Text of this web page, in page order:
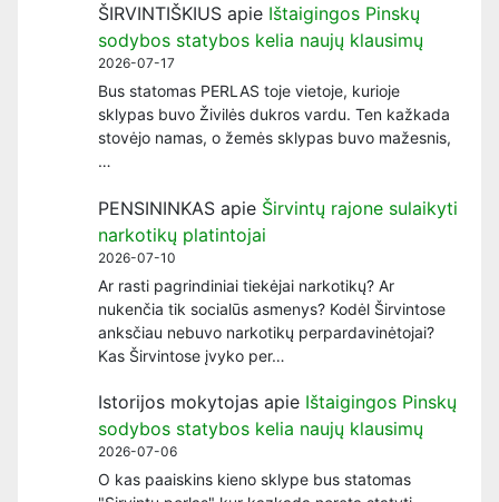
ŠIRVINTIŠKIUS apie Ištaigingos Pinskų
sodybos statybos kelia naujų klausimų
2026-07-17
Bus statomas PERLAS toje vietoje, kurioje
sklypas buvo Živilės dukros vardu. Ten kažkada
stovėjo namas, o žemės sklypas buvo mažesnis,
…
PENSININKAS apie Širvintų rajone sulaikyti
narkotikų platintojai
2026-07-10
Ar rasti pagrindiniai tiekėjai narkotikų? Ar
nukenčia tik socialūs asmenys? Kodėl Širvintose
anksčiau nebuvo narkotikų perpardavinėtojai?
Kas Širvintose įvyko per…
Istorijos mokytojas apie Ištaigingos Pinskų
sodybos statybos kelia naujų klausimų
2026-07-06
O kas paaiskins kieno sklype bus statomas